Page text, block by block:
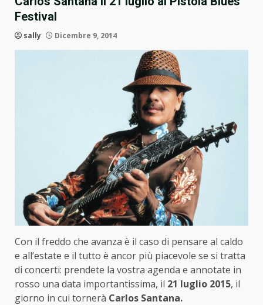
Festival
sally Dicembre 9, 2014
Con il freddo che avanza è il caso di pensare al caldo
e all’estate e il tutto è ancor più piacevole se si tratta
di concerti: prendete la vostra agenda e annotate in
rosso una data importantissima, il 21 luglio 2015, il
giorno in cui tornerà Carlos Santana.